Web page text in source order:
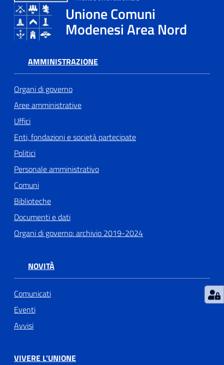
Tutti
gli
Seguici
su
Unione Comuni
Modenesi Area Nord
AMMINISTRAZIONE
Organi di governo
Aree amministrative
Uffici
Enti, fondazioni e società partecipate
Politici
Personale amministrativo
Comuni
Biblioteche
Documenti e dati
Organi di governo: archivio 2019-2024
NOVITÀ
Comunicati
Eventi
Avvisi
VIVERE L'UNIONE